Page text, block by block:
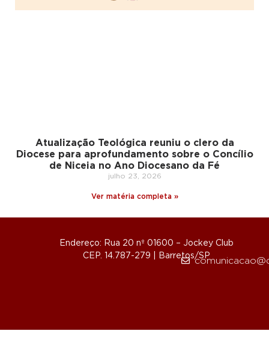
Atualização Teológica reuniu o clero da
Diocese para aprofundamento sobre o Concílio
de Niceia no Ano Diocesano da Fé
julho 23, 2026
Ver matéria completa »
Endereço: Rua 20 nº 01600 – Jockey Club
CEP. 14.787-279 | Barretos/SP